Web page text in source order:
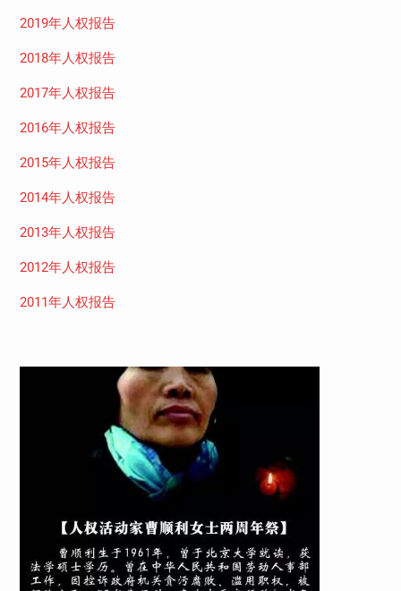
2019年人权报告
2018年人权报告
2017年人权报告
2016年人权报告
2015年人权报告
2014年人权报告
2013年人权报告
2012年人权报告
2011年人权报告